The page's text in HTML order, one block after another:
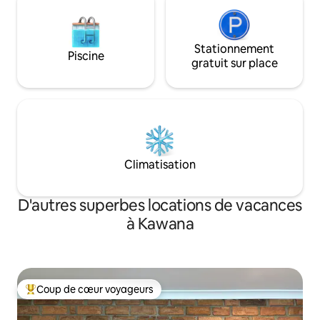
Piscine
Stationnement
gratuit sur place
Climatisation
D'autres superbes locations de vacances
à Kawana
Coup de cœur voyageurs parmi les plus aimés
Coup de cœur voyageurs